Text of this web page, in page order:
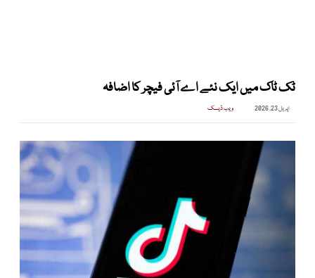
ٹک ٹاک میں ایک نئے اے آئی فیچر کا اضافہ
اپریل 23, 2026 ویب ڈیسک